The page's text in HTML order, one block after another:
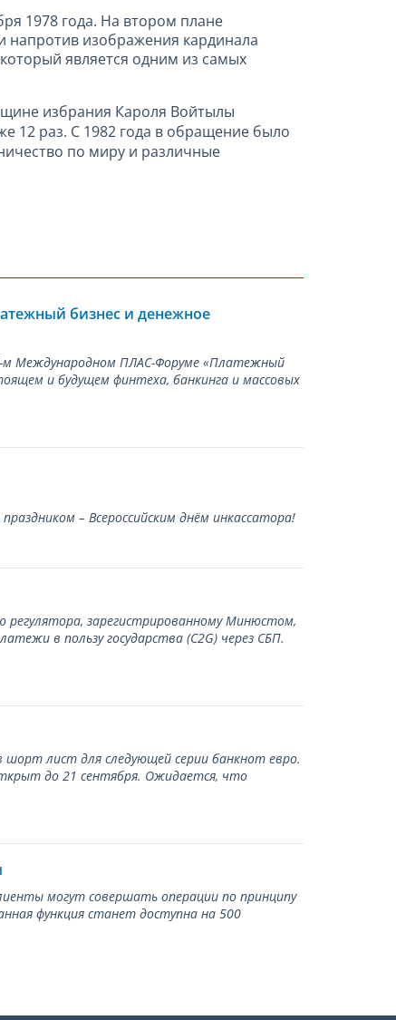
1978 года. На втором плане
напротив изображения кардинала
является одним из самых
избрания Кароля Войтылы
12 раз. С 1982 года в обращение было
по миру и различные
бизнес и денежное
м Международном ПЛАС-Форуме «Платежный
и будущем финтеха, банкинга и массовых
– Всероссийским днём инкассатора!
зарегистрированному Минюстом,
в пользу государства (С2G) через СБП.
лист для следующей серии банкнот евро.
до 21 сентября. Ожидается, что
могут совершать операции по принципу
функция станет доступна на 500